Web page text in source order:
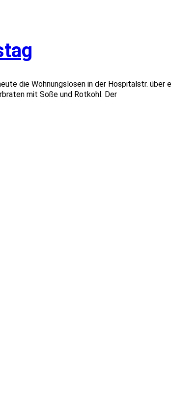
die Wohnungslosen in der Hospitalstr.
mit Soße und Rotkohl. Der